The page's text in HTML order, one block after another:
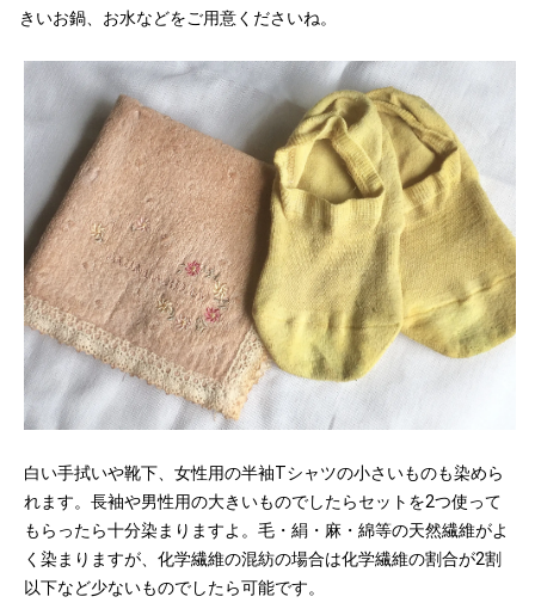
きいお鍋、お水などをご用意くださいね。
白い手拭いや靴下、女性用の半袖Tシャツの小さいものも染めら
れます。長袖や男性用の大きいものでしたらセットを2つ使って
もらったら十分染まりますよ。毛・絹・麻・綿等の天然繊維がよ
く染まりますが、化学繊維の混紡の場合は化学繊維の割合が2割
以下など少ないものでしたら可能です。